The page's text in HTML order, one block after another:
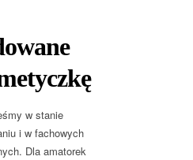
w stanie
i w fachowych
Dla amatorek